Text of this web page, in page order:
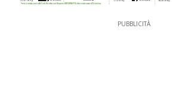
PUBBLICITÀ